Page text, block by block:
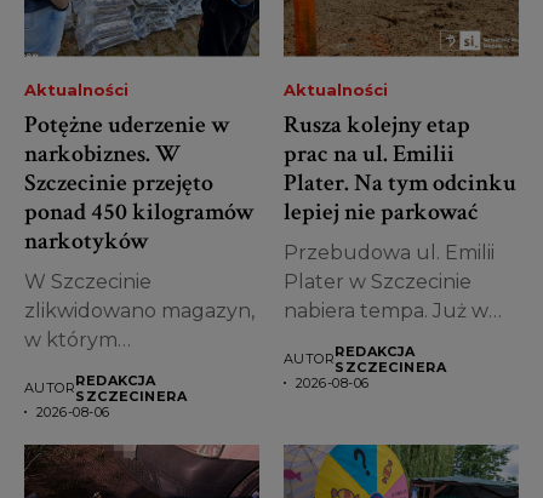
Aktualności
Potężne uderzenie w
narkobiznes. W
Szczecinie przejęto
ponad 450 kilogramów
narkotyków
W Szczecinie
zlikwidowano magazyn,
w którym
ogromne ilości
Funkcjonariusze
zabezpieczyli...
AUTORREDAKCJA
SZCZECINERA
2026-08-06
Aktualności
Rusza kolejny etap
prac na ul. Emilii
Plater. Na tym odcinku
lepiej nie parkować
Przebudowa ul. Emilii
Plater w Szczecinie
nabiera tempa. Już w
AUTORREDAKCJA
SZCZECINERA
2026-08-06